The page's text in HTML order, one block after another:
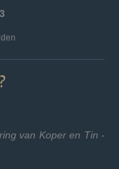
van Koper en Tin -